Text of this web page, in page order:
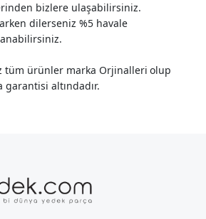
bizlere ulaşabilirsiniz.
dilerseniz %5 havale
tüm ürünler marka Orjinalleri olup
altındadır.